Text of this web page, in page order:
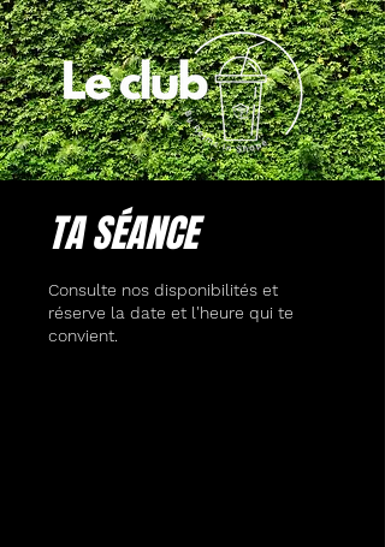
TA SÉANCE
Consulte nos disponibilités et
réserve la date et l'heure qui te
convient.